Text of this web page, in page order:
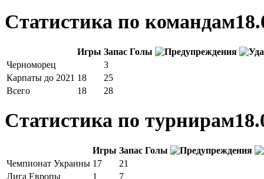
Статистика по командам
Игры Запас Голы
Черноморец
3
Карпаты до 2021 18
25
Всего
18 28
Статистика по турнирам
Игры Запас Голы
Чемпионат Украины 17
21
Лига Европы
1 7